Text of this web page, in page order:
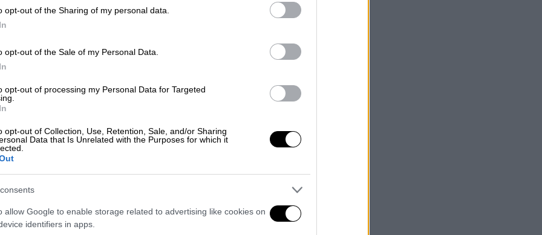
opt-out of the Sharing of my personal data.
opt-out of the Sale of my Personal Data.
opt-out of processing my Personal Data for Targeted
opt-out of Collection, Use, Retention, Sale, and/or Sharing
Data that Is Unrelated with the Purposes for which it
allow Google to enable storage related to advertising like cookies on
identifiers in apps.
στο προπονητικό κέντρο της
για Σερβία, σημαντικές νίκες για
Φινλανδία
0-3 και με δύο γκολ στο 71' και στο 77'
του φαρδιά πλατιά στο τελικό 0-6.
0-4 Brightonhttps://t.co/l1ybdsDwTb